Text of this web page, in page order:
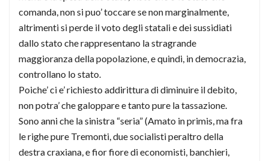
comanda, non si puo’ toccare se non marginalmente,
altrimenti si perde il voto degli statali e dei sussidiati
dallo stato che rappresentano la stragrande
maggioranza della popolazione, e quindi, in democrazia,
controllano lo stato.
Poiche’ ci e’ richiesto addirittura di diminuire il debito,
non potra’ che galoppare e tanto pure la tassazione.
Sono anni che la sinistra “seria” (Amato in primis, ma fra
le righe pure Tremonti, due socialisti peraltro della
destra craxiana, e fior fiore di economisti, banchieri,